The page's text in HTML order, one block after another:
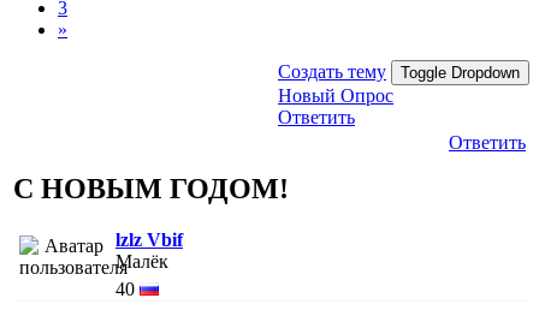
3
»
Создать тему Toggle Dropdown
Новый Опрос
Ответить
Ответить
С НОВЫМ ГОДОМ!
lzlz Vbif
Малёк
40